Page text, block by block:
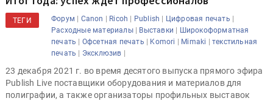
ТЕГИ Форум | Canon | Ricoh | Publish | Цифровая печать |
Расходные материалы| Выставки | Широкоформатная
печать | Офсетная печать | Komori | Mimaki |текстильная
печать | Эксклюзив |
23 декабря 2021 г. во время десятого выпуска прямого эфира
Publish Live поставщики оборудования и материалов для
полиграфии, а также организаторы профильных выставок